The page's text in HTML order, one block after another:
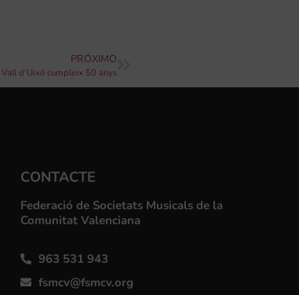
PRÓXIMO
d’Uixó cumpleix 50 anys
CONTACTE
Federació de Societats Musicals de la
Comunitat Valenciana
963 531 943
fsmcv@fsmcv.org